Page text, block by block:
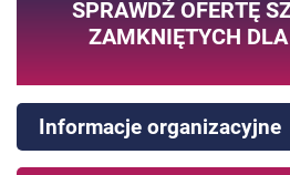
SPRAWDŹ OFERTĘ
ZAMKNIĘTYCH
Informacje organizacyjne